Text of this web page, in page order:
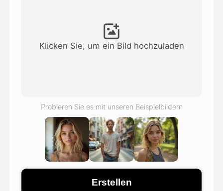
Alle Vorlagen anzeigen
Klicken Sie, um ein Bild hochzuladen
Probieren Sie es mit unseren Beispielbildern
Erstellen